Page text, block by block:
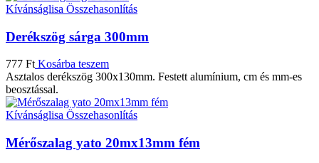
Kívánságlisa Összehasonlítás
Derékszög sárga 300mm
777 Ft Kosárba teszem
Asztalos derékszög 300x130mm. Festett alumínium, cm és mm-es
beosztással.
Kívánságlisa Összehasonlítás
Mérőszalag yato 20mx13mm fém